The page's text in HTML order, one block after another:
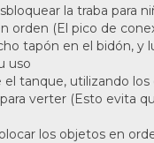
la traba para
orden (El pico de
tapón en el bidón, y
uso
el tanque, utilizando
verter (Esto evita
los objetos en